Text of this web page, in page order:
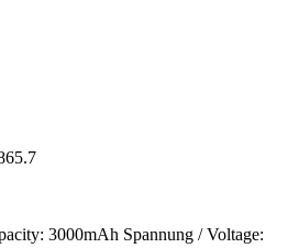
3000mAh Spannung / Voltage: